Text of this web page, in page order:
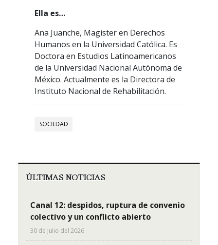
Ella es…
Ana Juanche, Magister en Derechos
Humanos en la Universidad Católica. Es
Doctora en Estudios Latinoamericanos
de la Universidad Nacional Autónoma de
México. Actualmente es la Directora de
Instituto Nacional de Rehabilitación.
SOCIEDAD
ÚLTIMAS NOTICIAS
Canal 12: despidos, ruptura de convenio
colectivo y un conflicto abierto
30 de Julio del 2026